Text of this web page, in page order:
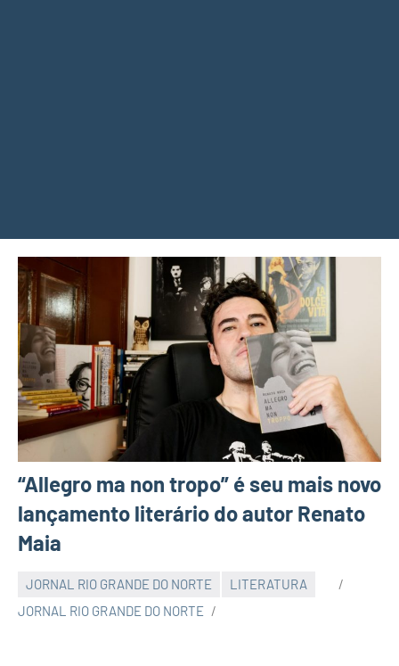
“Allegro ma non tropo” é seu mais novo
lançamento literário do autor Renato
Maia
JORNAL RIO GRANDE DO NORTE
LITERATURA
JORNAL RIO GRANDE DO NORTE